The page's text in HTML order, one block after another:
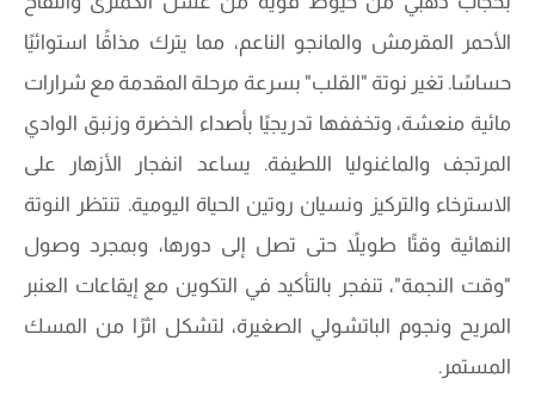
الأحمر المقرمش والمانجو الناعم، مما يترك مذاقًا استوائيًا
حساسًا. تغير نوتة "القلب" بسرعة مرحلة المقدمة مع شرارات
مائية منعشة، وتخففها تدريجيًا بأصداء الخضرة وزنبق الوادي
المرتجف والماغنوليا اللطيفة. يساعد انفجار الأزهار على
الاسترخاء والتركيز ونسيان روتين الحياة اليومية. تنتظر النوتة
النهائية وقتًا طويلاً حتى تصل إلى دورها، وبمجرد وصول
"وقت النجمة"، تنفجر بالتأكيد في التكوين مع إيقاعات العنبر
المريح ونجوم الباتشولي الصغيرة، لتشكل اثرًا من المسك
المستمر.